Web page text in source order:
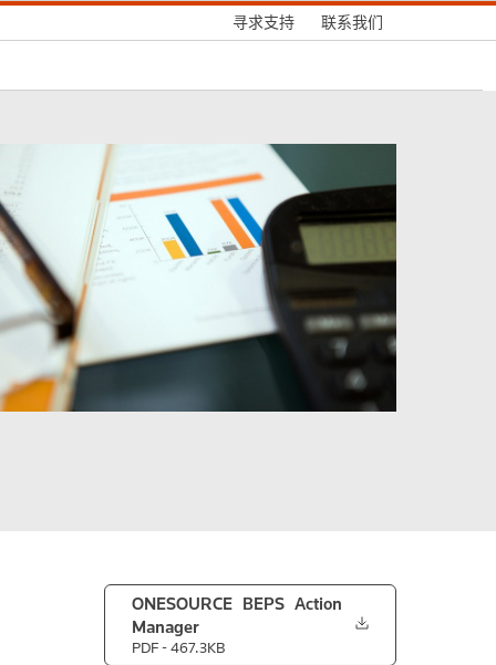
寻求支持 联系我们
ONESOURCE BEPS Action
Manager
PDF- 467.3KB